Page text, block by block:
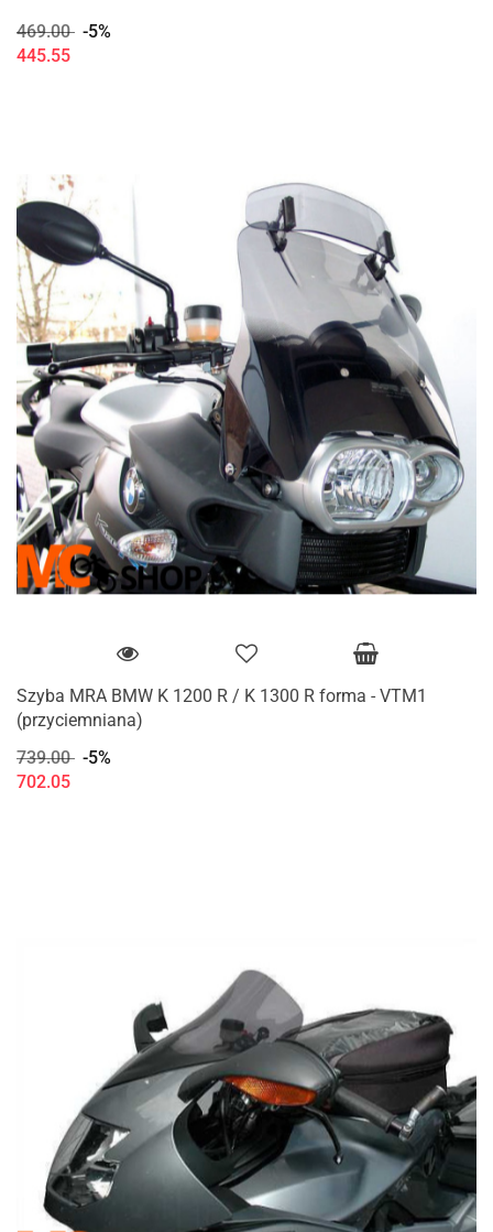
469.00 -5%
445.55
Szyba MRA BMW K 1200 R / K 1300 R forma - VTM1
(przyciemniana)
739.00 -5%
702.05